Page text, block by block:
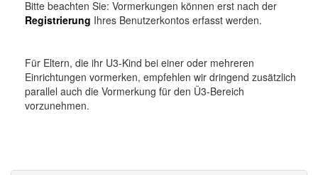
Bitte beachten Sie: Vormerkungen können erst nach der
Registrierung Ihres Benutzerkontos erfasst werden.
Für Eltern, die ihr U3-Kind bei einer oder mehreren
Einrichtungen vormerken, empfehlen wir dringend zusätzlich
parallel auch die Vormerkung für den Ü3-Bereich
vorzunehmen.